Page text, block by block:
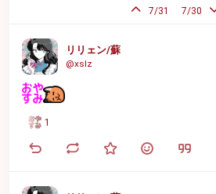
7/31 7/30
リリェン/蘇
@xslz
1